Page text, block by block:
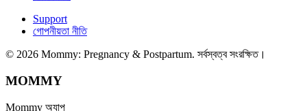
Support
গোপনীয়তা নীতি
© 2026 Mommy: Pregnancy & Postpartum. সর্বস্বত্ব সংরক্ষিত।
MOMMY
Mommy অ্যাপ